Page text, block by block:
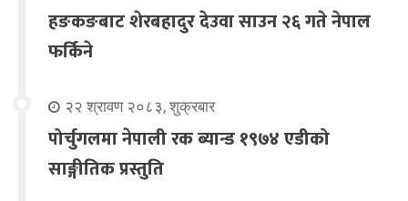
हङकङबाट शेरबहादुर देउवा साउन २६ गते नेपाल
फर्किने
२२ श्रावण २०८३, शुक्रबार
पोर्चुगलमा नेपाली रक ब्यान्ड १९७४ एडीको
साङ्गीतिक प्रस्तुति